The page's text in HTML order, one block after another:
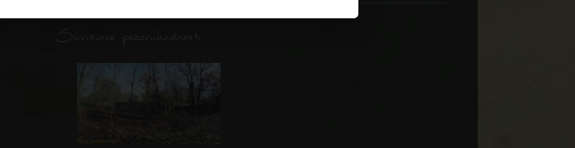
Súvisiace pozoruhodnosti